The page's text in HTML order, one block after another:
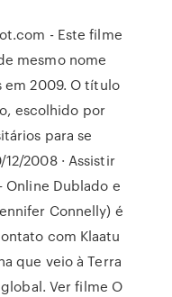
- Este filme
mesmo nome
em 2009. O título
escolhido por
para se
2008 · Assistir
Online Dublado e
Connelly) é
com Klaatu
que veio à Terra
Ver filme O